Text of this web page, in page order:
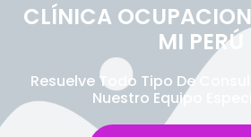
CLÍNICA
MI PERÚ
Resuelve Todo Tipo De
Nuestro Equipo